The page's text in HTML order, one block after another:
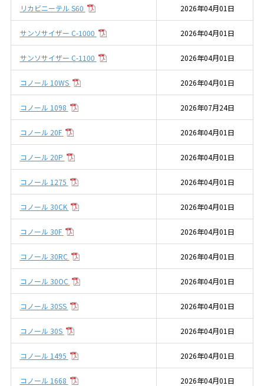
リカビニーテル S60 2026年04月01日
サンソサイザー C-1000 2026年04月01日
サンソサイザー C-1100 2026年04月01日
コノール 10WS 2026年04月01日
コノール 1098 2026年07月24日
コノール 20F 2026年04月01日
コノール 20P 2026年04月01日
コノール 1275 2026年04月01日
コノール 30CK 2026年04月01日
コノール 30F 2026年04月01日
コノール 30RC 2026年04月01日
コノール 30OC 2026年04月01日
コノール 30SS 2026年04月01日
コノール 30S 2026年04月01日
コノール 1495 2026年04月01日
コノール 1668 2026年04月01日